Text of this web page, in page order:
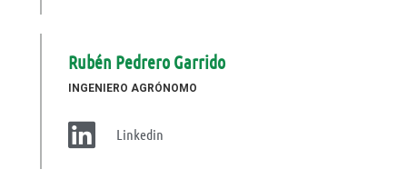
Rubén Pedrero Garrido
INGENIERO AGRÓNOMO
Linkedin